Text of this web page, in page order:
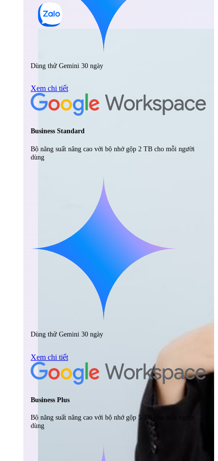
Dùng thử Gemini 30 ngày
Xem chi tiết
Business Standard
Bộ năng suất nâng cao với bộ nhớ gộp 2 TB cho mỗi người
dùng
Dùng thử Gemini 30 ngày
Xem chi tiết
Business Plus
Bộ năng suất nâng cao với bộ nhớ gộp 5 TB cho mỗi người
dùng